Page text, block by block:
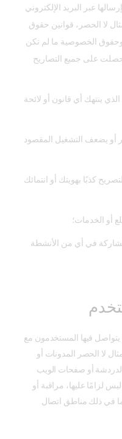
عبر البريد الإلكتروني
لا الحصر، قوانين حقوق
وحقوق الخصوصية ما لم تكن
حصلت على جميع التصاريح
ينتهك أي قانون أو لائحة
يضعف التشغيل المقصود
كذبًا بهويتك أو انتمائك
أو الخدمات؛
في أي من الأنشطة
فيها المستخدمون مع
لا الحصر المدونات أو
الدردشة أو صفحات الويب
لزامًا عليها، مراقبة أو
في ذلك مناطق اتصال